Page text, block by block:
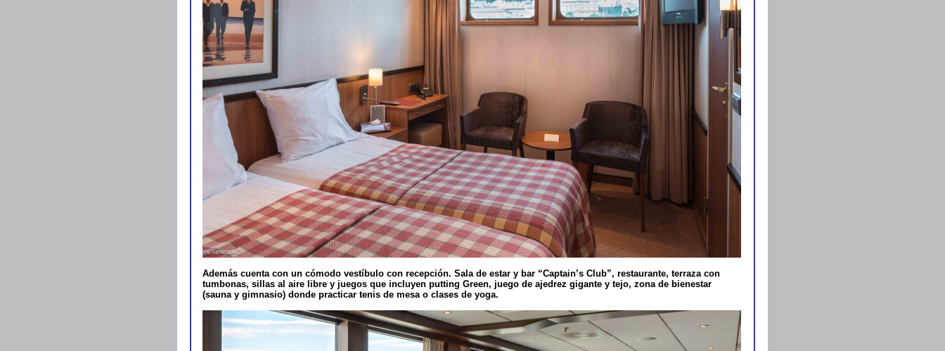
Además cuenta con un cómodo vestíbulo con recepción. Sala de estar y bar “Captain’s Club”, restaurante, terraza con
tumbonas, sillas al aire libre y juegos que incluyen putting Green, juego de ajedrez gigante y tejo, zona de bienestar
(sauna y gimnasio) donde practicar tenis de mesa o clases de yoga.